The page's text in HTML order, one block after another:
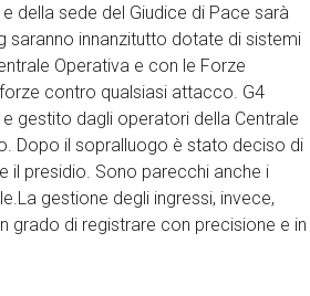
della sede del Giudice di Pace sarà
saranno innanzitutto dotate di sistemi
Operativa e con le Forze
contro qualsiasi attacco. G4
gestito dagli operatori della Centrale
Dopo il sopralluogo è stato deciso di
il presidio. Sono parecchi anche i
gestione degli ingressi, invece,
di registrare con precisione e in